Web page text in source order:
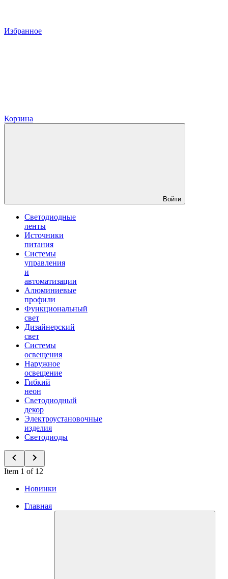
Избранное
Корзина
Войти
Светодиодные
ленты
Источники
питания
Системы
управления
и
автоматизации
Алюминиевые
профили
Функциональный
свет
Дизайнерский
свет
Системы
освещения
Наружное
освещение
Гибкий
неон
Светодиодный
декор
Электроустановочные
изделия
Светодиоды
Item 1 of 12
Новинки
Главная